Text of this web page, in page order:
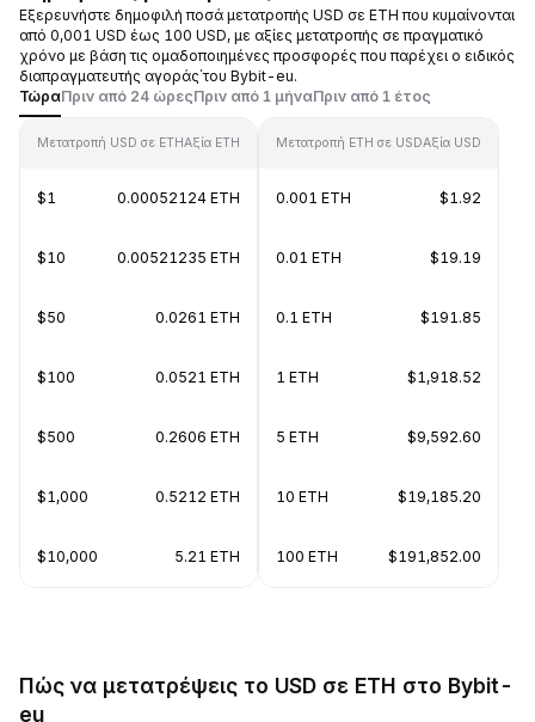
Εξερευνήστε δημοφιλή ποσά μετατροπής USD σε ETH που κυμαίνονται
από 0,001 USD έως 100 USD, με αξίες μετατροπής σε πραγματικό
χρόνο με βάση τις ομαδοποιημένες προσφορές που παρέχει ο ειδικός
διαπραγματευτής αγοράς΄του Bybit-eu.
ΤώραΠριν από 24 ώρεςΠριν από 1 μήναΠριν από 1 έτος
Μετατροπή USD σε ETHΑξία ETH
$1 0.00052124 ETH
$10 0.00521235 ETH
$50 0.0261 ETH
$100 0.0521 ETH
$500 0.2606 ETH
$1,000 0.5212 ETH
$10,000 5.21 ETH
Μετατροπή ETH σε USDΑξία USD
0.001 ETH $1.92
0.01 ETH $19.19
0.1 ETH $191.85
1 ETH $1,918.52
5 ETH $9,592.60
10 ETH $19,185.20
100 ETH $191,852.00
Πώς να μετατρέψεις το USD σε ETH στο Bybit-
eu